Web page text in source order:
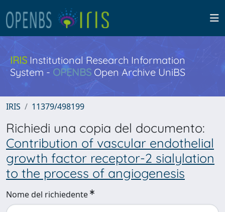
IRISInstitutional Research Information
System - OPENBS Open Archive UniBS
IRIS 11379/498199
Richiedi una copia del documento:
Contribution of vascular endothelial
growth factor receptor-2 sialylation
to the process of angiogenesis
Nome del richiedente